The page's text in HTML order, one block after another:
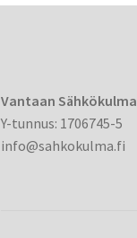
Vantaan Sähkökulma
Y-tunnus: 1706745-5
info@sahkokulma.fi